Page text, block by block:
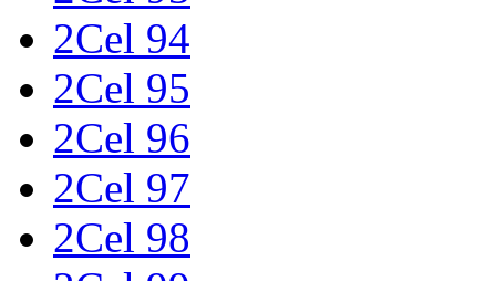
2Cel 94
2Cel 95
2Cel 96
2Cel 97
2Cel 98